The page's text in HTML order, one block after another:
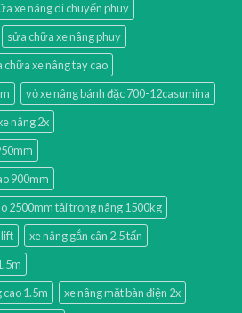
xe nâng di chuyển phuy
sửa chữa xe nâng phuy
chữa xe nâng tay cao
vỏ xe nâng bánh đặc 700-12casumina
nâng 2x
900mm
2500mm tải trọng nâng 1500kg
xe nâng gắn cân 2.5 tấn
cao 1.5m
xe nâng mặt bàn điện 2x